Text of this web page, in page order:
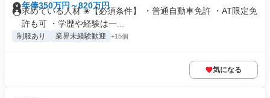
年俸350万円～820万円
求めている人材 ✬【必須条件】 ・普通自動車免許 ・AT限定免
許も可 ・学歴や経験は一...
制服あり 業界未経験歓迎 +15個
気になる